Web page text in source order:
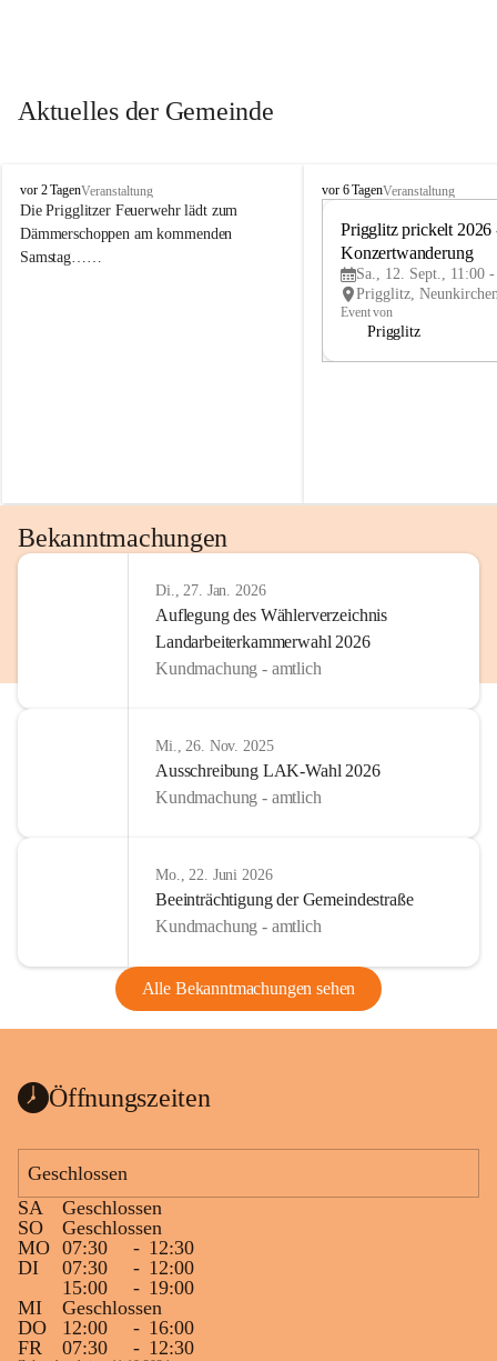
Aktuelles der Gemeinde
P
r
i
g
vor 2 TagenVeranstaltung
Die Prigglitzer Feuerwehr lädt zum
Dämmerschoppen am kommenden
Samstag……
P
vor 6 TagenVeranstaltung
Prigglitz prickelt 2026
Konzertwanderung
Sa., 12. Sept., 11:00
Event von
Prigglitz
Bekanntmachungen
Di., 27. Jan. 2026
Auflegung des Wählerverzeichnis
Landarbeiterkammerwahl 2026
Kundmachung - amtlich
Mi., 26. Nov. 2025
Ausschreibung LAK-Wahl 2026
Kundmachung - amtlich
Mo., 22. Juni 2026
Beeinträchtigung der Gemeindestraße
Kundmachung - amtlich
Alle Bekanntmachungen sehen
Öffnungszeiten
Geschlossen
SA
Geschlossen
SO
Geschlossen
MO 07:30 - 12:30
DI
07:30 - 12:00
15:00
- 19:00
MI
Geschlossen
DO
12:00 - 16:00
FR
07:30 - 12:30